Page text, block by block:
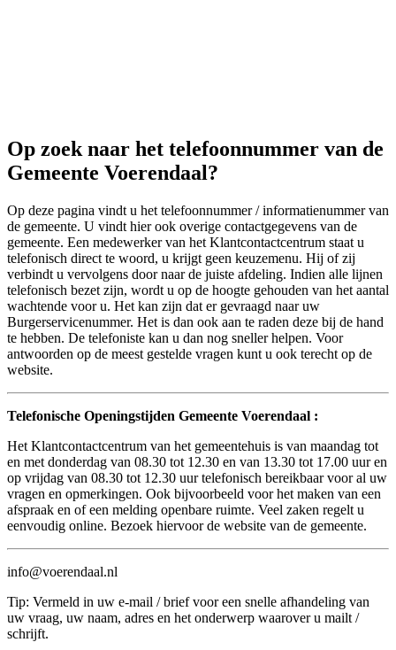
Op zoek naar het telefoonnummer van de
Gemeente Voerendaal?
Op deze pagina vindt u het telefoonnummer / informatienummer van
de gemeente. U vindt hier ook overige contactgegevens van de
gemeente. Een medewerker van het Klantcontactcentrum staat u
telefonisch direct te woord, u krijgt geen keuzemenu. Hij of zij
verbindt u vervolgens door naar de juiste afdeling. Indien alle lijnen
telefonisch bezet zijn, wordt u op de hoogte gehouden van het aantal
wachtende voor u. Het kan zijn dat er gevraagd naar uw
Burgerservicenummer. Het is dan ook aan te raden deze bij de hand
te hebben. De telefoniste kan u dan nog sneller helpen. Voor
antwoorden op de meest gestelde vragen kunt u ook terecht op de
website.
Telefonische Openingstijden Gemeente Voerendaal :
Het Klantcontactcentrum van het gemeentehuis is van maandag tot
en met donderdag van 08.30 tot 12.30 en van 13.30 tot 17.00 uur en
op vrijdag van 08.30 tot 12.30 uur telefonisch bereikbaar voor al uw
vragen en opmerkingen. Ook bijvoorbeeld voor het maken van een
afspraak en of een melding openbare ruimte. Veel zaken regelt u
eenvoudig online. Bezoek hiervoor de website van de gemeente.
info@voerendaal.nl
Tip: Vermeld in uw e-mail / brief voor een snelle afhandeling van
uw vraag, uw naam, adres en het onderwerp waarover u mailt /
schrijft.